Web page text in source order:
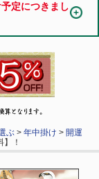
定につきまし
ぶ >年中掛け > 開運
！